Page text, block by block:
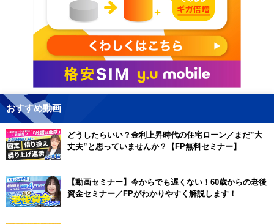
おすすめ動画
どうしたらいい？金利上昇時代の住宅ローン／まだ”大
丈夫”と思っていませんか？【FP無料セミナー】
【動画セミナー】今からでも遅くない！60歳からの老後
資金セミナー／FPがわかりやすく解説します！